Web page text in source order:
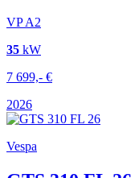
VPA2
35 kW
7 699,- €
2026
Vespa